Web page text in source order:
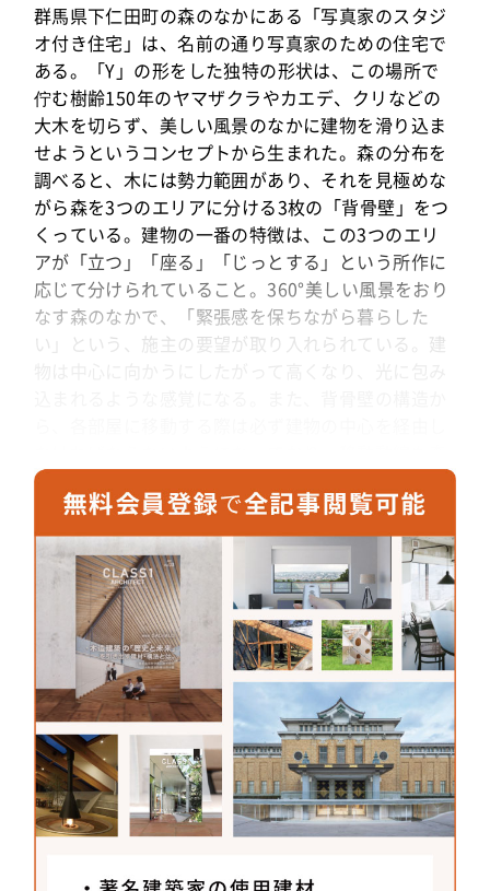
群馬県下仁田町の森のなかにある「写真家のスタジ
オ付き住宅」は、名前の通り写真家のための住宅で
ある。「Y」の形をした独特の形状は、この場所で
佇む樹齢150年のヤマザクラやカエデ、クリなどの
大木を切らず、美しい風景のなかに建物を滑り込ま
せようというコンセプトから生まれた。森の分布を
調べると、木には勢力範囲があり、それを見極めな
がら森を3つのエリアに分ける3枚の「背骨壁」をつ
くっている。建物の一番の特徴は、この3つのエリ
アが「立つ」「座る」「じっとする」という所作に
応じて分けられていること。360°美しい風景をおり
なす森のなかで、「緊張感を保ちながら暮らした
い」という、施主の要望が取り入れられている。建
の変化を楽しむ一役を担っている。
写真家のスタジオ付き住宅
群馬県甘楽郡
設計 /仲 俊治 + 宇野 悠里 (仲建築設計
スタジオ)
撮影 /鳥村 鋼一(上1枚目)・仲建築設
計スタジオ(上2枚目)
TOP